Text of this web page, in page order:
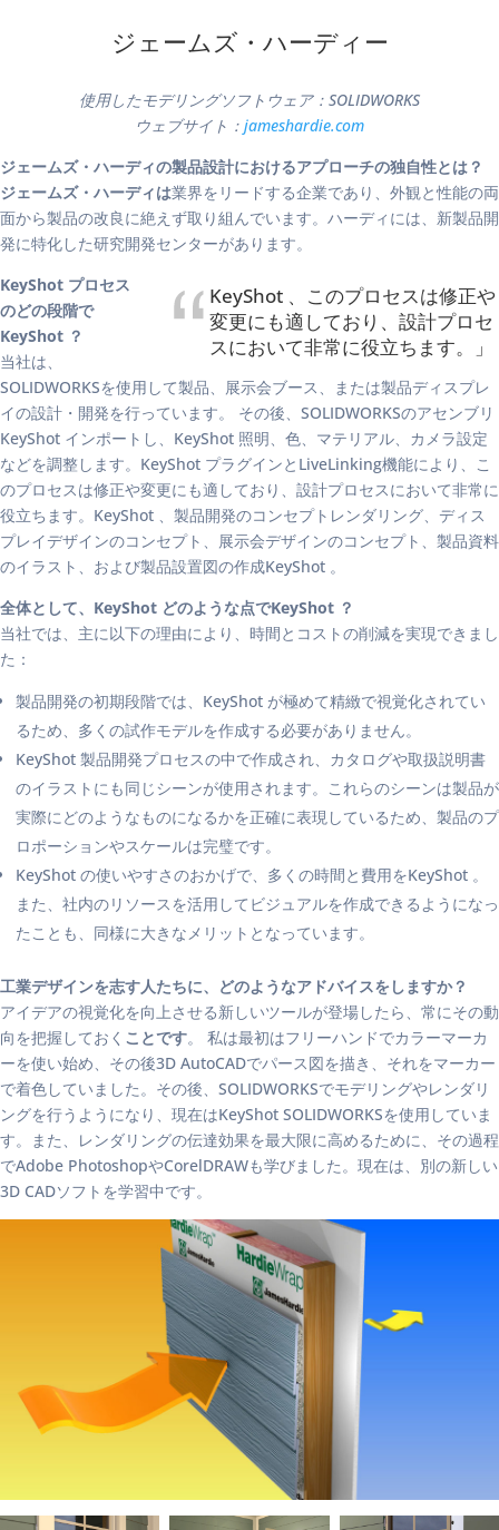
ジェームズ・ハーディー
使用したモデリングソフトウェア：SOLIDWORKS
ウェブサイト： jameshardie.com
ジェームズ・ハーディの製品設計におけるアプローチの独自性とは？
ジェームズ・ハーディは業界をリードする企業であり、外観と性能の両
面から製品の改良に絶えず取り組んでいます。ハーディには、新製品開
発に特化した研究開発センターがあります。
KeyShot 、このプロセスは修正や
変更にも適しており、設計プロセ
スにおいて非常に役立ちます。」
KeyShot プロセス
のどの段階で
KeyShot ？
当社は、
SOLIDWORKSを使用して製品、展示会ブース、または製品ディスプレ
イの設計・開発を行っています。 その後、SOLIDWORKSのアセンブリ
KeyShot インポートし、KeyShot 照明、色、マテリアル、カメラ設定
などを調整します。KeyShot プラグインとLiveLinking機能により、こ
のプロセスは修正や変更にも適しており、設計プロセスにおいて非常に
役立ちます。KeyShot 、製品開発のコンセプトレンダリング、ディス
プレイデザインのコンセプト、展示会デザインのコンセプト、製品資料
のイラスト、および製品設置図の作成KeyShot 。
全体として、KeyShot どのような点でKeyShot ？
当社では、主に以下の理由により、時間とコストの削減を実現できまし
た：
製品開発の初期段階では、KeyShot が極めて精緻で視覚化されてい
るため、多くの試作モデルを作成する必要がありません。
KeyShot 製品開発プロセスの中で作成され、カタログや取扱説明書
のイラストにも同じシーンが使用されます。これらのシーンは製品が
実際にどのようなものになるかを正確に表現しているため、製品のプ
ロポーションやスケールは完璧です。
KeyShot の使いやすさのおかげで、多くの時間と費用をKeyShot 。
また、社内のリソースを活用してビジュアルを作成できるようになっ
たことも、同様に大きなメリットとなっています。
工業デザインを志す人たちに、どのようなアドバイスをしますか？
アイデアの視覚化を向上させる新しいツールが登場したら、常にその動
向を把握しておく ことです。 私は最初はフリーハンドでカラーマーカ
ーを使い始め、その後3D AutoCADでパース図を描き、それをマーカー
で着色していました。その後、SOLIDWORKSでモデリングやレンダリ
ングを行うようになり、現在はKeyShot SOLIDWORKSを使用していま
す。また、レンダリングの伝達効果を最大限に高めるために、その過程
でAdobe PhotoshopやCorelDRAWも学びました。現在は、別の新しい
3D CADソフトを学習中です。